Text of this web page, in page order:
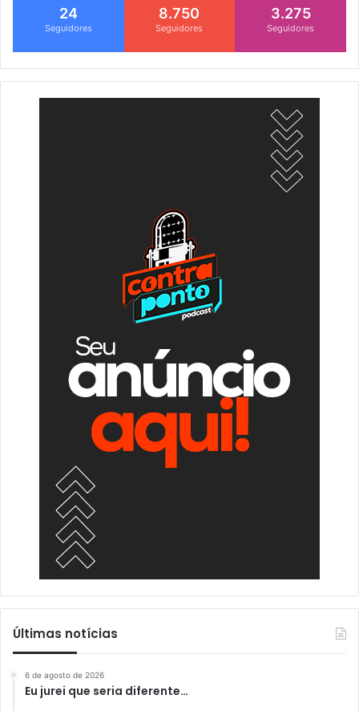
24
Seguidores
8.750
Seguidores
3.275
Seguidores
Últimas notícias
6 de agosto de 2026
Eu jurei que seria diferente…